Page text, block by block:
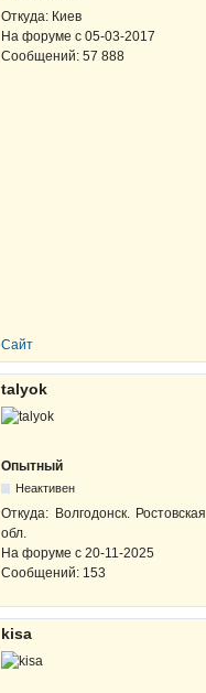
Откуда: Киев
На форуме с 05-03-2017
Сообщений: 57 888
Сайт
talyok
Опытный
Неактивен
Откуда: Волгодонск. Ростовская
обл.
На форуме с 20-11-2025
Сообщений: 153
kisa